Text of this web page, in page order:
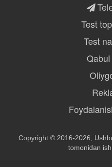
Test
Test
Copyright © 2016-2026,
tomonidan